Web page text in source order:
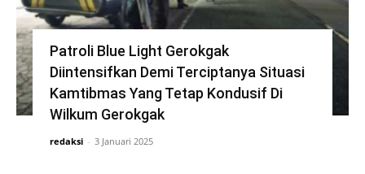
Patroli Blue Light Gerokgak
Diintensifkan Demi Terciptanya Situasi
Kamtibmas Yang Tetap Kondusif Di
Wilkum Gerokgak
redaksi - 3 Januari 2025